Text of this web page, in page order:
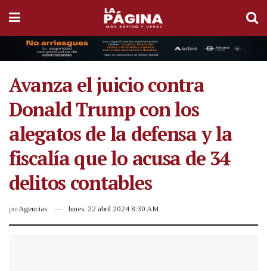
Avanza el juicio contra
Donald Trump con los
alegatos de la defensa y la
fiscalía que lo acusa de 34
delitos contables
porAgencias lunes, 22 abril 2024 8:30 AM